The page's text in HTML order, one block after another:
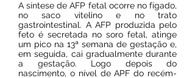
A síntese de AFP fetal ocorre no fígado,
no saco vitelino e no trato
gastrointestinal. A AFP produzida pelo
feto é secretada no soro fetal, atinge
um pico na 13ª semana de gestação e,
em seguida, cai gradualmente durante
a gestação. Logo depois do
nascimento, o nível de APF do recém-